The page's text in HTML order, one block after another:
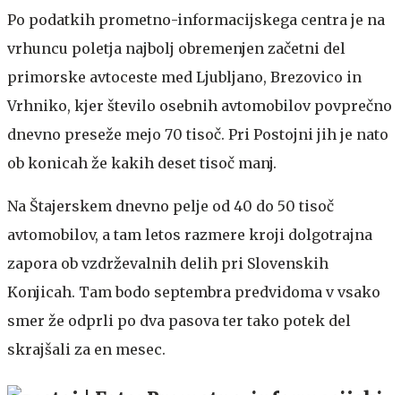
Po podatkih prometno-informacijskega centra je na
vrhuncu poletja najbolj obremenjen začetni del
primorske avtoceste med Ljubljano, Brezovico in
Vrhniko, kjer število osebnih avtomobilov povprečno
dnevno preseže mejo 70 tisoč. Pri Postojni jih je nato
ob konicah že kakih deset tisoč manj.
Na Štajerskem dnevno pelje od 40 do 50 tisoč
avtomobilov, a tam letos razmere kroji dolgotrajna
zapora ob vzdrževalnih delih pri Slovenskih
Konjicah. Tam bodo septembra predvidoma v vsako
smer že odprli po dva pasova ter tako potek del
skrajšali za en mesec.